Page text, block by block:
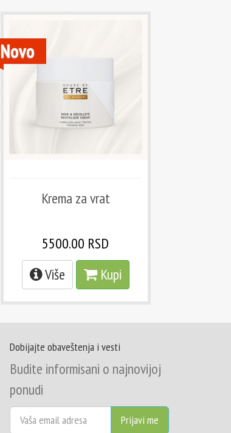
Krema za vrat
5500.00 RSD
Više
Kupi
Novo
Dobijajte obaveštenja i vesti
Budite informisani o najnovijoj
ponudi